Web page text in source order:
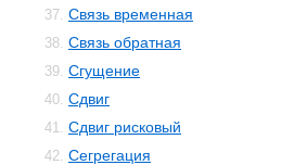
37. Связь временная
38. Связь обратная
39. Сгущение
40. Сдвиг
41. Сдвиг рисковый
42. Сегрегация